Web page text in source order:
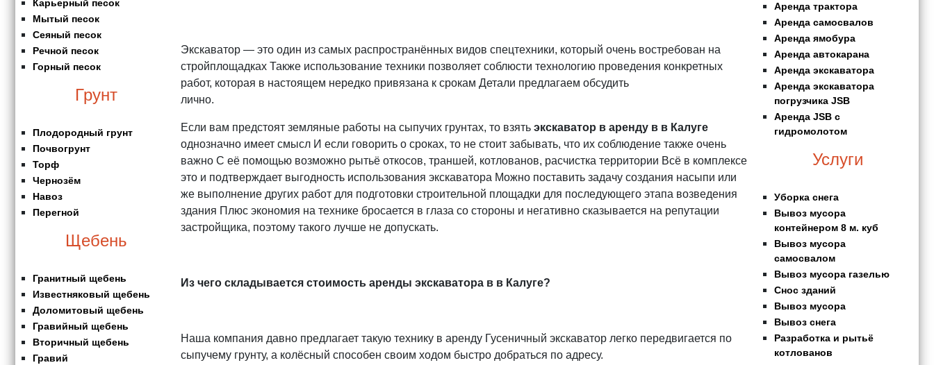
Карьерный песок
Мытый песок
Сеяный песок
Речной песок
Горный песок
Грунт
Плодородный грунт
Почвогрунт
Торф
Чернозём
Навоз
Перегной
Щебень
Гранитный щебень
Известняковый щебень
Доломитовый щебень
Гравийный щебень
Вторичный щебень
Гравий
Экскаватор — это один из самых распространённых видов спецтехники, который очень востребован на
стройплощадках Также использование техники позволяет соблюсти технологию проведения конкретных
работ, которая в настоящем нередко привязана к срокам Детали предлагаем обсудить
лично.
Если вам предстоят земляные работы на сыпучих грунтах, то взятьэкскаватор в аренду в в Калуге
однозначно имеет смысл И если говорить о сроках, то не стоит забывать, что их соблюдение также очень
важно С её помощью возможно рытьё откосов, траншей, котлованов, расчистка территории Всё в комплексе
это и подтверждает выгодность использования экскаватора Можно поставить задачу создания насыпи или
же выполнение других работ для подготовки строительной площадки для последующего этапа возведения
здания Плюс экономия на технике бросается в глаза со стороны и негативно сказывается на репутации
застройщика, поэтому такого лучше не допускать.
Из чего складывается стоимость аренды экскаватора в в Калуге?
Наша компания давно предлагает такую технику в аренду Гусеничный экскаватор легко передвигается по
сыпучему грунту, а колёсный способен своим ходом быстро добраться по адресу.
Аренда трактора
Аренда самосвалов
Аренда ямобура
Аренда автокарана
Аренда экскаватора
Аренда экскаватора
погрузчика JSB
Аренда JSB с
гидромолотом
Услуги
Уборка снега
Вывоз мусора
контейнером 8 м. куб
Вывоз мусора
самосвалом
Вывоз мусора газелью
Снос зданий
Вывоз мусора
Вывоз снега
Разработка и рытьё
котлованов